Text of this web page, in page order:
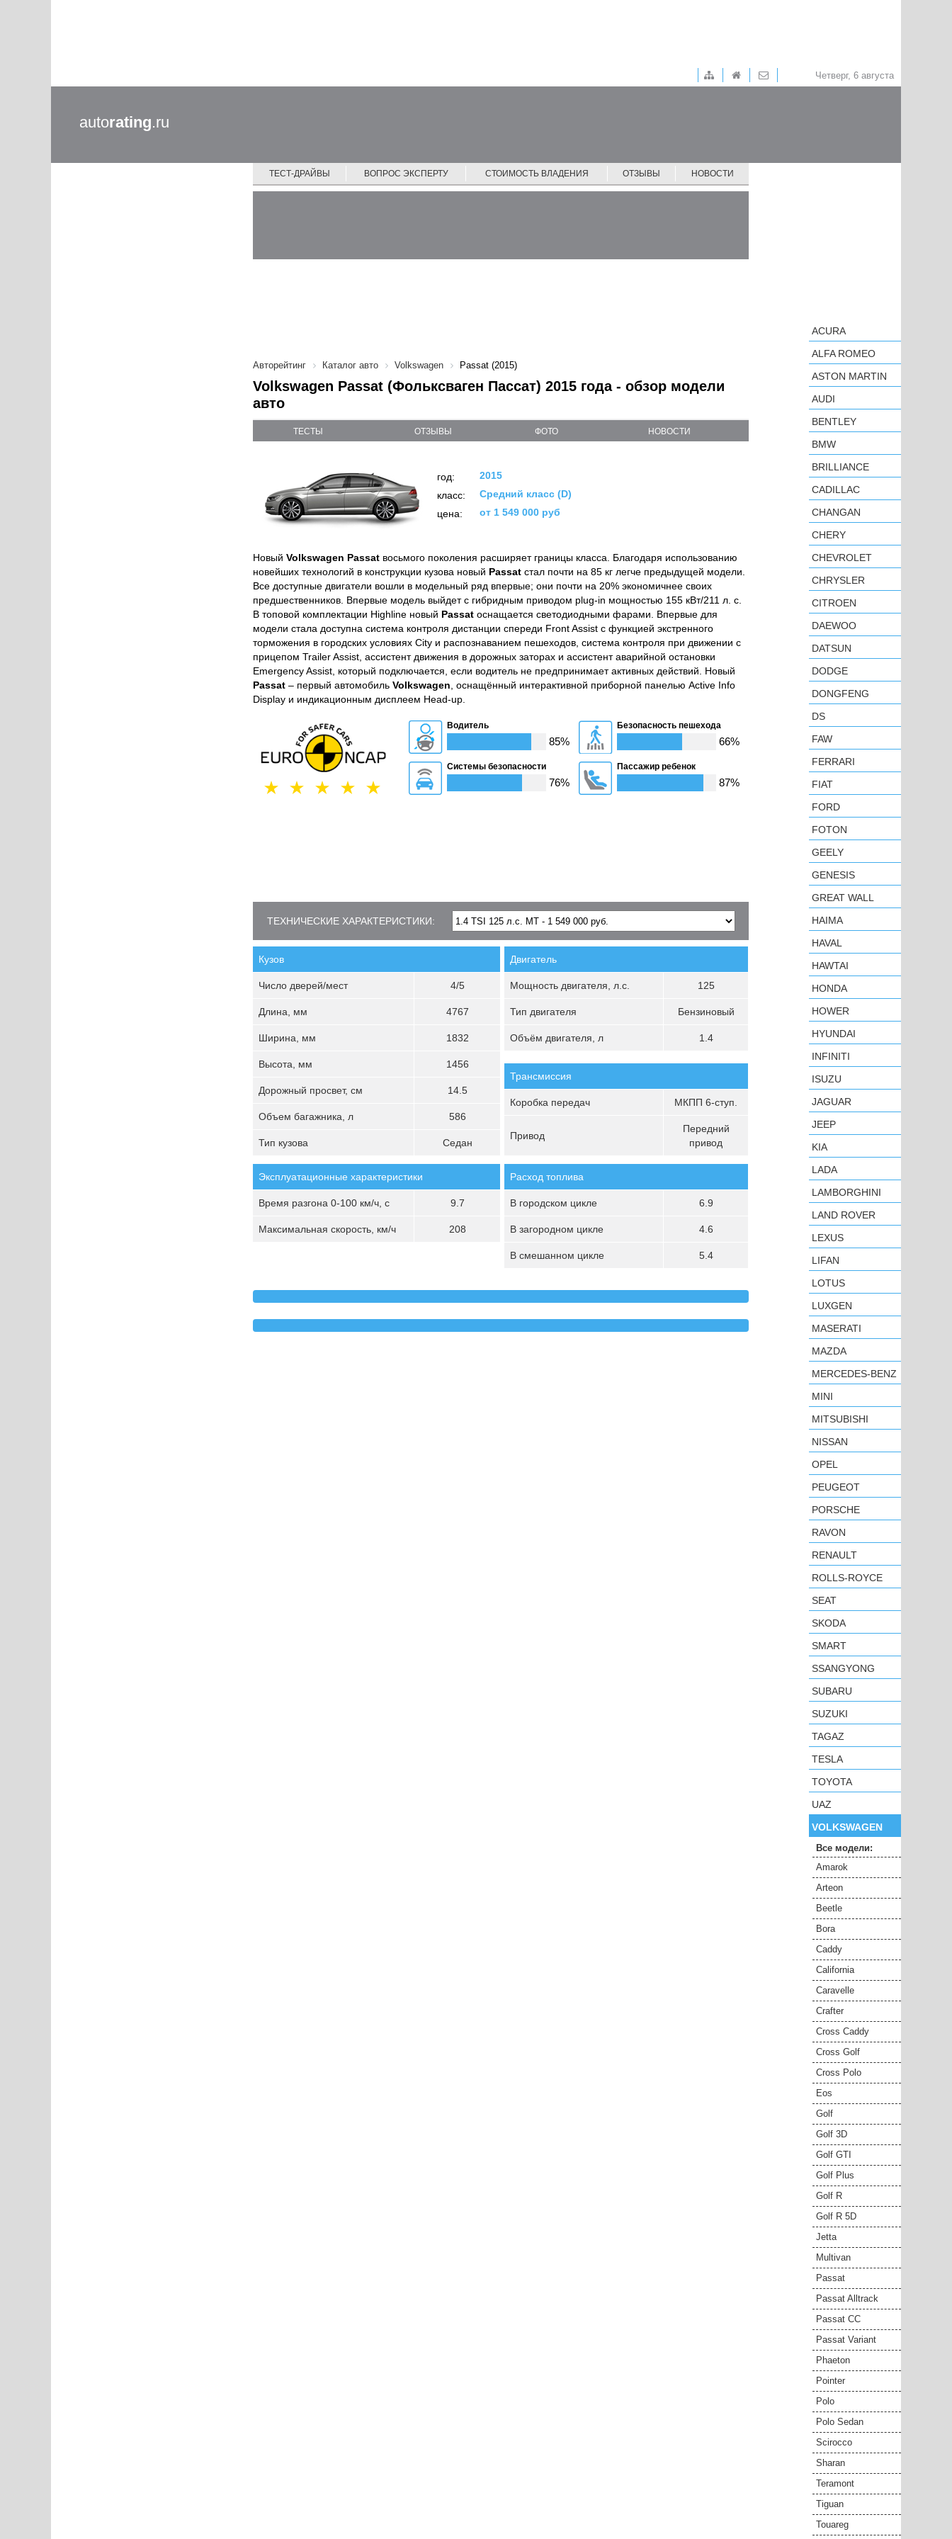
Четверг, 6 августа
autorating.ru
ТЕСТ-ДРАЙВЫ ВОПРОС ЭКСПЕРТУ СТОИМОСТЬ ВЛАДЕНИЯ ОТЗЫВЫ НОВОСТИ
Авторейтинг Каталог авто Volkswagen Passat (2015)
Volkswagen Passat (Фольксваген Пассат) 2015 года - обзор модели
авто
ТЕСТЫ ОТЗЫВЫ ФОТО НОВОСТИ
год:
2015
класс:
Средний класс (D)
цена:
от 1 549 000 руб
Новый Volkswagen Passat восьмого поколения расширяет границы класса. Благодаря использованию
новейших технологий в конструкции кузова новый Passat стал почти на 85 кг легче предыдущей модели.
Все доступные двигатели вошли в модельный ряд впервые; они почти на 20% экономичнее своих
предшественников. Впервые модель выйдет с гибридным приводом plug-in мощностью 155 кВт/211 л. с.
В топовой комплектации Highline новый Passat оснащается светодиодными фарами. Впервые для
модели стала доступна система контроля дистанции спереди Front Assist с функцией экстренного
торможения в городских условиях City и распознаванием пешеходов, система контроля при движении с
прицепом Trailer Assist, ассистент движения в дорожных заторах и ассистент аварийной остановки
Emergency Assist, который подключается, если водитель не предпринимает активных действий. Новый
Passat – первый автомобиль Volkswagen , оснащённый интерактивной приборной панелью Active Info
Display и индикационным дисплеем Head-up.
Водитель
85%
Безопасность пешехода
66%
Системы безопасности
76%
Пассажир ребенок
87%
ТЕХНИЧЕСКИЕ ХАРАКТЕРИСТИКИ:
Кузов
Число дверей/мест 4/5
Длина, мм 4767
Ширина, мм 1832
Высота, мм 1456
Дорожный просвет, см 14.5
Объем багажника, л 586
Тип кузова Седан
Двигатель
Мощность двигателя, л.с. 125
Тип двигателя Бензиновый
Объём двигателя, л 1.4
Трансмиссия
Коробка передач МКПП 6-ступ.
Привод
Передний
привод
Эксплуатационные характеристики
Время разгона 0-100 км/ч, с 9.7
Максимальная скорость, км/ч 208
Расход топлива
В городском цикле 6.9
В загородном цикле 4.6
В смешанном цикле 5.4
ACURA
ALFA ROMEO
ASTON MARTIN
AUDI
BENTLEY
BMW
BRILLIANCE
CADILLAC
CHANGAN
CHERY
CHEVROLET
CHRYSLER
CITROEN
DAEWOO
DATSUN
DODGE
DONGFENG
DS
FAW
FERRARI
FIAT
FORD
FOTON
GEELY
GENESIS
GREAT WALL
HAIMA
HAVAL
HAWTAI
HONDA
HOWER
HYUNDAI
INFINITI
ISUZU
JAGUAR
JEEP
KIA
LADA
LAMBORGHINI
LAND ROVER
LEXUS
LIFAN
LOTUS
LUXGEN
MASERATI
MAZDA
MERCEDES-BENZ
MINI
MITSUBISHI
NISSAN
OPEL
PEUGEOT
PORSCHE
RAVON
RENAULT
ROLLS-ROYCE
SEAT
SKODA
SMART
SSANGYONG
SUBARU
SUZUKI
TAGAZ
TESLA
TOYOTA
UAZ
VOLKSWAGEN
Все модели:
Amarok
Arteon
Beetle
Bora
Caddy
California
Caravelle
Crafter
Cross Caddy
Cross Golf
Cross Polo
Eos
Golf
Golf 3D
Golf GTI
Golf Plus
Golf R
Golf R 5D
Jetta
Multivan
Passat
Passat Alltrack
Passat CC
Passat Variant
Phaeton
Pointer
Polo
Polo Sedan
Scirocco
Sharan
Teramont
Tiguan
Touareg